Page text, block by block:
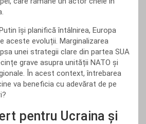
își planifică întâlnirea, Europa
aceste evoluții. Marginalizarea
unei strategii clare din partea SUA
grave asupra unității NATO și
În acest context, întrebarea
va beneficia cu adevărat de pe
pentru Ucraina și